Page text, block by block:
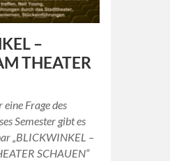
–
THEATER
Frage des
Semester gibt es
„BLICKWINKEL –
SCHAUEN“